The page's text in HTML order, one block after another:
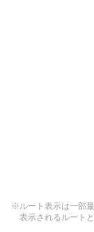
※ルート表示は一部
表示されるルート